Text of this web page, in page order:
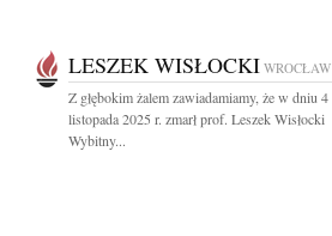
LESZEK WISŁOCKI WROCŁAW
Z głębokim żalem zawiadamiamy, że w dniu 4
listopada 2025 r. zmarł prof. Leszek Wisłocki
Wybitny...